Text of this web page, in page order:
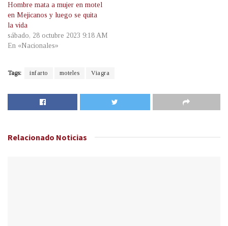
Hombre mata a mujer en motel
en Mejicanos y luego se quita
la vida
sábado, 28 octubre 2023 9:18 AM
En «Nacionales»
Tags: infarto moteles Viagra
Relacionado Noticias